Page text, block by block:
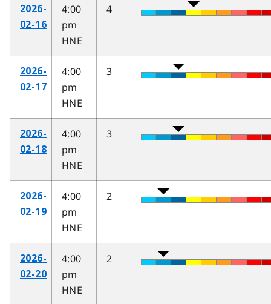
2026-
02-16
4:00
pm
HNE
4
2026-
02-17
4:00
pm
HNE
3
2026-
02-18
4:00
pm
HNE
3
2026-
02-19
4:00
pm
HNE
2
2026-
02-20
4:00
pm
HNE
2